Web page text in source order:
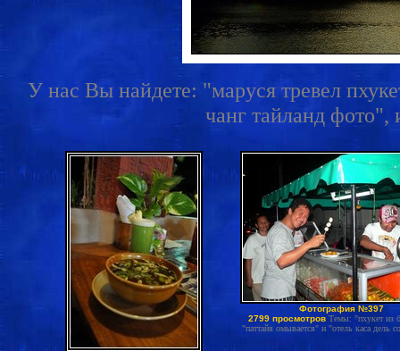
У нас Вы найдете: "маруся тревел
чанг тайланд фото",
Фотография №397
2799 просмотров Темы: "пхукет из
"паттайя омывается" и "отель каса дель